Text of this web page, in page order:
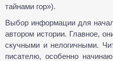
тайнами гор»).
Выбор информации для
автором истории. Главное,
скучными и нелогичными.
писателю, особенно